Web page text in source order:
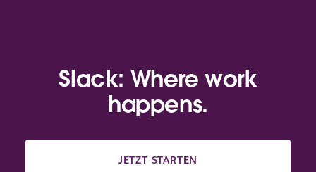
Slack: Where work
happens.
JETZT STARTEN